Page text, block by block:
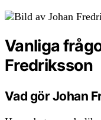
Vanliga
Fredriksson
Vad gör Johan